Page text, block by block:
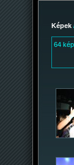
Képek
64